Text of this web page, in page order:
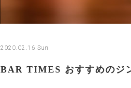
2020.02.16 Sun
BAR TIMES おすすめのジ